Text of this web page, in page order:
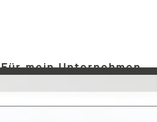
Für mein Unternehmen